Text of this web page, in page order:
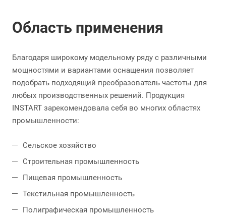
Область применения
Благодаря широкому модельному ряду с различными
мощностями и вариантами оснащения позволяет
подобрать подходящий преобразователь частоты для
любых производственных решений. Продукция
INSTART зарекомендовала себя во многих областях
промышленности:
Сельское хозяйство
Строительная промышленность
Пищевая промышленность
Текстильная промышленность
Полиграфическая промышленность